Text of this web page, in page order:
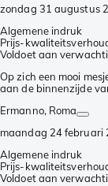
zondag 31 augustus
Algemene indruk
Prijs-
Voldoet aan
Op zich een mooi
aan de binnenzijde
Ermanno, Roma
maandag 24 februari
Algemene indruk
Prijs-
Voldoet aan